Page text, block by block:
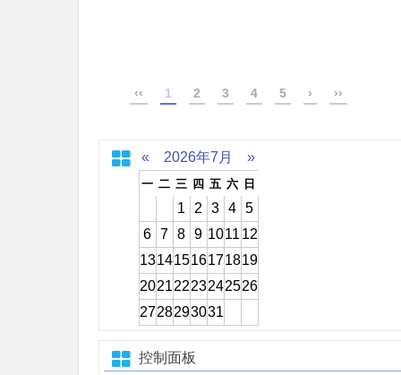
‹‹ 1 2 3 4 5 › ››
« 2026年7月 »
一 二 三 四 五 六 日
1 2 3 4
5
6
7 8 9 1011 12
13141516171819
20212223242526
2728293031
控制面板